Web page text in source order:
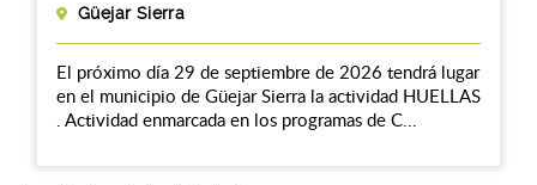
Güejar Sierra
El próximo día 29 de septiembre de 2026 tendrá lugar
en el municipio de Güejar Sierra la actividad HUELLAS
. Actividad enmarcada en los programas de C...